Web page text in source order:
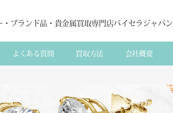
・ブランド品・貴金属買取専門店バイセラジャパン
よくある質間 買取方法 会社概要